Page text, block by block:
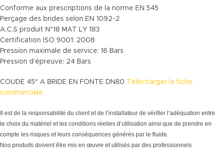
Conforme aux prescriptions de la norme EN 545
Perçage des brides selon EN 1092-2
A.C.S produit N°18 MAT LY 183
Certification ISO 9001: 2008
Pression maximale de service: 16 Bars
Pression d’épreuve: 24 Bars
COUDE 45° A BRIDE EN FONTE DN80
Télécharger la fiche
commerciale
Il est de la responsabilité du client et de l’installateur de vérifier l’adéquation entre
le choix du matériel et les conditions réelles d’utilisation ainsi que de prendre en
compte les risques et leurs conséquences générés par le fluide.
Nos produits doivent être mis en œuvre et utilisés par des professionnels